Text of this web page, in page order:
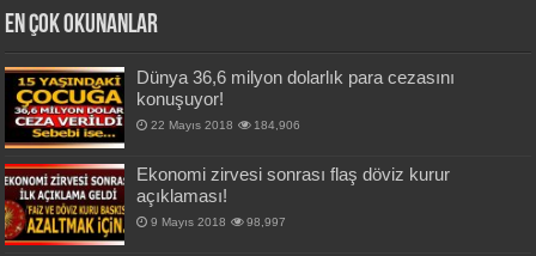
En Çok okunanlar
Dünya 36,6 milyon dolarlık para cezasını
konuşuyor!
22 Mayıs 2018 184,906
Ekonomi zirvesi sonrası flaş döviz kurur
açıklaması!
9 Mayıs 2018 98,997